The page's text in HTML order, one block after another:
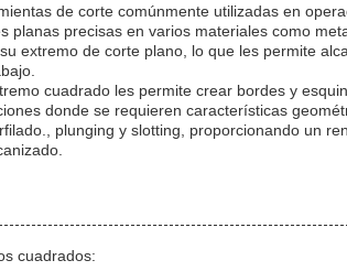
de corte comúnmente utilizadas en
planas precisas en varios materiales como
extremo de corte plano, lo que les permite
cuadrado les permite crear bordes y
donde se requieren características
plunging y slotting, proporcionando un
cuadrados: